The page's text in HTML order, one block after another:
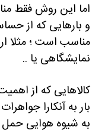
اما این روش فقط
و بارهایی که از
مناسب است ؛مثلا
نمایشگاهی یا ..
کالاهایی که از
بار به آنکارا
به شیوه هوایی